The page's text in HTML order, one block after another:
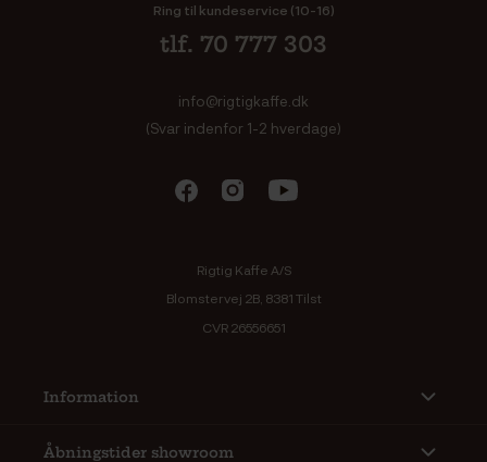
Ring til kundeservice (10-16)
tlf. 70 777 303
info@rigtigkaffe.dk
(Svar indenfor 1-2 hverdage)
Rigtig Kaffe A/S
Blomstervej 2B, 8381 Tilst
CVR 26556651
Information
Åbningstider showroom